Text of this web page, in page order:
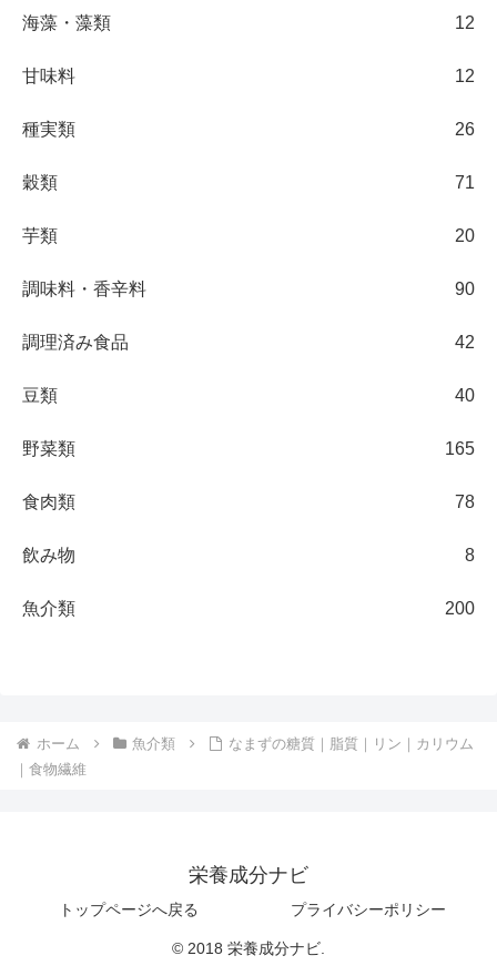
海藻・藻類 12
甘味料 12
種実類 26
穀類 71
芋類 20
調味料・香辛料 90
調理済み食品 42
豆類 40
野菜類 165
食肉類 78
飲み物 8
魚介類 200
ホーム 魚介類
なまずの糖質｜脂質｜リン｜カリウム
｜食物繊維
栄養成分ナビ
トップページへ戻る プライバシーポリシー
© 2018 栄養成分ナビ.